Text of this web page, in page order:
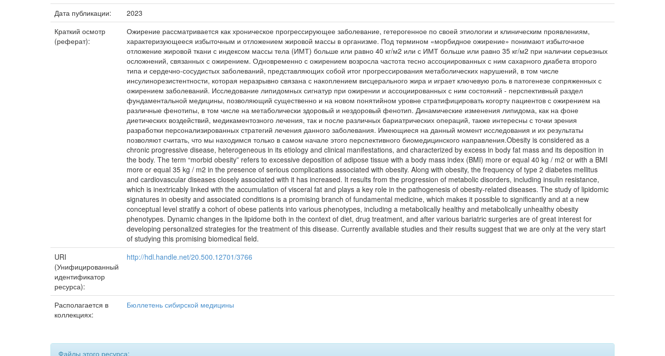
Дата публикации:
2023
Краткий осмотр
(реферат):
Ожирение рассматривается как хроническое прогрессирующее заболевание, гетерогенное по своей этиологии и клиническим проявлениям,
характеризующееся избыточным и отложением жировой массы в организме. Под термином «морбидное ожирение» понимают избыточное
отложение жировой ткани с индексом массы тела (ИМТ) больше или равно 40 кг/м2 или с ИМТ больше или равно 35 кг/м2 при наличии серьезных
осложнений, связанных с ожирением. Одновременно с ожирением возросла частота тесно ассоциированных с ним сахарного диабета второго
типа и сердечно-сосудистых заболеваний, представляющих собой итог прогрессирования метаболических нарушений, в том числе
инсулинорезистентности, которая неразрывно связана с накоплением висцерального жира и играет ключевую роль в патогенезе сопряженных с
ожирением заболеваний. Исследование липидомных сигнатур при ожирении и ассоциированных с ним состояний - перспективный раздел
фундаментальной медицины, позволяющий существенно и на новом понятийном уровне стратифицировать когорту пациентов с ожирением на
различные фенотипы, в том числе на метаболически здоровый и нездоровый фенотип. Динамические изменения липидома, как на фоне
диетических воздействий, медикаментозного лечения, так и после различных бариатрических операций, также интересны с точки зрения
разработки персонализированных стратегий лечения данного заболевания. Имеющиеся на данный момент исследования и их результаты
позволяют считать, что мы находимся только в самом начале этого перспективного биомедицинского направления.Obesity is considered as a
chronic progressive disease, heterogeneous in its etiology and clinical manifestations, and characterized by excess in body fat mass and its deposition in
the body. The term “morbid obesity” refers to excessive deposition of adipose tissue with a body mass index (BMI) more or equal 40 kg / m2 or with a BMI
more or equal 35 kg / m2 in the presence of serious complications associated with obesity. Along with obesity, the frequency of type 2 diabetes mellitus
and cardiovascular diseases closely associated with it has increased. It results from the progression of metabolic disorders, including insulin resistance,
which is inextricably linked with the accumulation of visceral fat and plays a key role in the pathogenesis of obesity-related diseases. The study of lipidomic
signatures in obesity and associated conditions is a promising branch of fundamental medicine, which makes it possible to significantly and at a new
conceptual level stratify a cohort of obese patients into various phenotypes, including a metabolically healthy and metabolically unhealthy obesity
phenotypes. Dynamic changes in the lipidome both in the context of diet, drug treatment, and after various bariatric surgeries are of great interest for
developing personalized strategies for the treatment of this disease. Currently available studies and their results suggest that we are only at the very start
of studying this promising biomedical field.
URI
(Унифицированный
идентификатор
ресурса):
http://hdl.handle.net/20.500.12701/3766
Располагается в
коллекциях:
Бюллетень сибирской медицины
Файлы этого ресурса: